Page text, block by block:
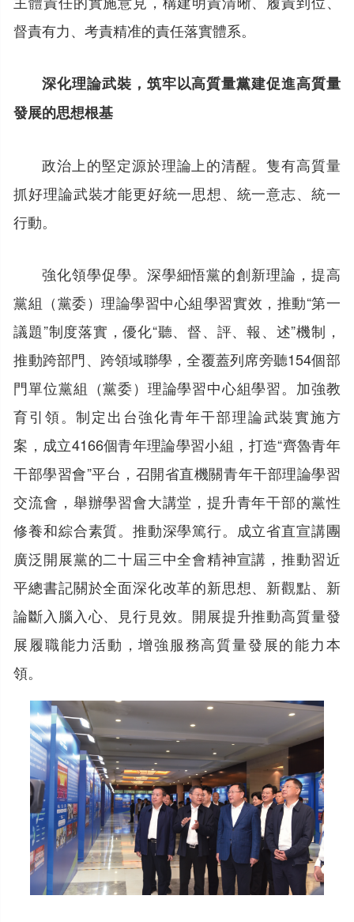
督責有力、考責精准的責任落實體系。
深化理論武裝，筑牢以高質量黨建促進高質量
發展的思想根基
政治上的堅定源於理論上的清醒。隻有高質量
抓好理論武裝才能更好統一思想、統一意志、統一
行動。
強化領學促學。深學細悟黨的創新理論，提高
黨組（黨委）理論學習中心組學習實效，推動“第一
議題”制度落實，優化“聽、督、評、報、述”機制，
推動跨部門、跨領域聯學，全覆蓋列席旁聽154個部
門單位黨組（黨委）理論學習中心組學習。加強教
育引領。制定出台強化青年干部理論武裝實施方
案，成立4166個青年理論學習小組，打造“齊魯青年
干部學習會”平台，召開省直機關青年干部理論學習
交流會，舉辦學習會大講堂，提升青年干部的黨性
修養和綜合素質。推動深學篤行。成立省直宣講團
廣泛開展黨的二十屆三中全會精神宣講，推動習近
平總書記關於全面深化改革的新思想、新觀點、新
論斷入腦入心、見行見效。開展提升推動高質量發
展履職能力活動，增強服務高質量發展的能力本
領。